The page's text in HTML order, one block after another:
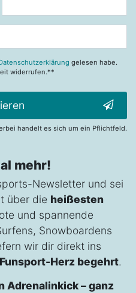
gelesen habe.
widerrufen.**
handelt es sich um ein Pflichtfeld.
mehr!
Newsletter und sei
über die heißesten
und spannende
Snowboardens
wir dir direkt ins
Herz begehrt.
Adrenalinkick – ganz